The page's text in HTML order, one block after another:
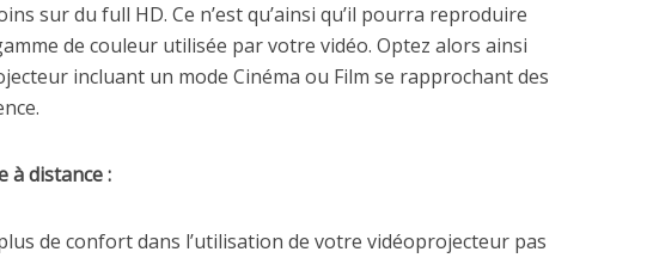
sur du full HD. Ce n’est qu’ainsi qu’il pourra reproduire
de couleur utilisée par votre vidéo. Optez alors ainsi
incluant un mode Cinéma ou Film se rapprochant des
à distance :
de confort dans l’utilisation de votre vidéoprojecteur pas